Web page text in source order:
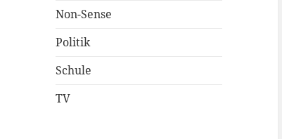
Non-Sense
Politik
Schule
TV